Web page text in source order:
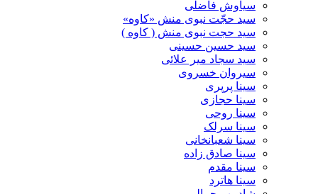
سیاوش فاضلی
سید حجّت نبوی منش «کاوه»
سید حجت نبوی منش ( کاوه )
سید حسین حسینى
سید سجاد میر علائی
سیروان خسروی
سینا پرپری
سینا حجازی
سینا روحی
سینا سرلک
سینا شعبانخانی
سینا صادق زاده
سینا مقدم
سینا هاترد